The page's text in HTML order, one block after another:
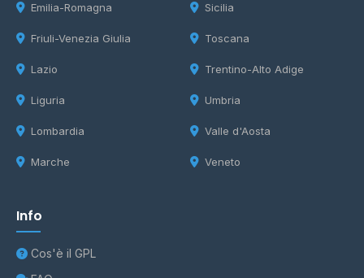
Emilia-Romagna
Friuli-Venezia Giulia
Lazio
Liguria
Lombardia
Marche
Sicilia
Toscana
Trentino-Alto Adige
Umbria
Valle d'Aosta
Veneto
Info
Cos'è il GPL